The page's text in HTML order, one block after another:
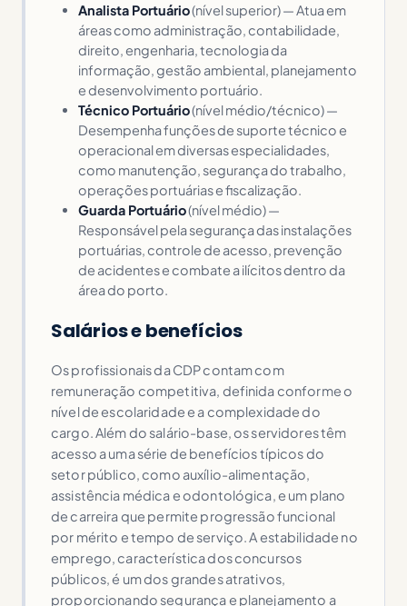
Analista Portuário(nível superior) — Atua em
áreas como administração, contabilidade,
direito, engenharia, tecnologia da
informação, gestão ambiental, planejamento
e desenvolvimento portuário.
Técnico Portuário(nível médio/técnico) —
Desempenha funções de suporte técnico e
operacional em diversas especialidades,
como manutenção, segurança do trabalho,
operações portuárias e fiscalização.
Guarda Portuário(nível médio) —
Responsável pela segurança das instalações
portuárias, controle de acesso, prevenção
de acidentes e combate a ilícitos dentro da
área do porto.
Salários e benefícios
Os profissionais da CDP contam com
remuneração competitiva, definida conforme o
nível de escolaridade e a complexidade do
cargo. Além do salário-base, os servidores têm
acesso a uma série de benefícios típicos do
setor público, como auxílio-alimentação,
assistência médica e odontológica, e um plano
de carreira que permite progressão funcional
por mérito e tempo de serviço. A estabilidade no
emprego, característica dos concursos
públicos, é um dos grandes atrativos,
proporcionando segurança e planejamento a